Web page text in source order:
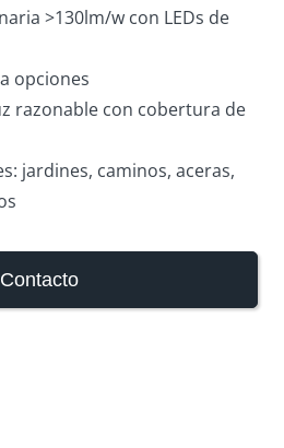
>130lm/w con LEDs de
opciones
razonable con cobertura de
jardines, caminos, aceras,
Contacto